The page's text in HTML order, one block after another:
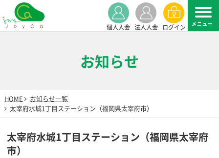
個人入会 法人入会 ログイン
お知らせ
HOME
お知らせ一覧
太宰府水城1丁目ステーション（福岡県太宰府市）
太宰府水城1丁目ステーション（福岡県太宰府
市）